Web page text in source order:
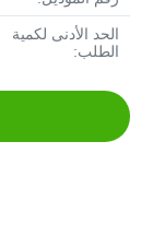
الحد الأدنى لكمية
الطلب: